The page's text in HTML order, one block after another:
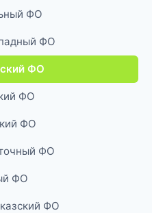
ФО
ФО
ФО
ФО
ФО
ФО
ФО
ФО